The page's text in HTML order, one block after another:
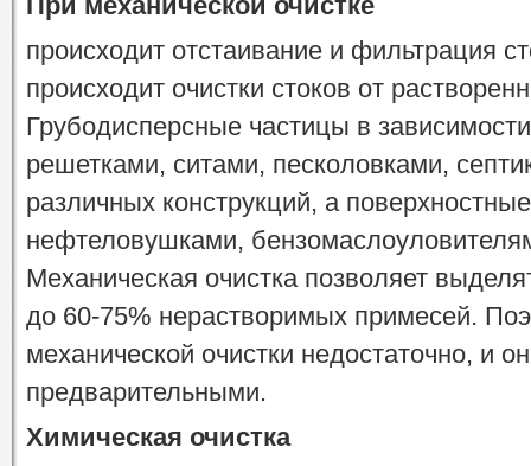
происходит отстаивание и фильтрация
происходит очистки стоков от
Грубодисперсные частицы в
решетками, ситами, песколовками,
различных конструкций, а
нефтеловушками,
Механическая очистка позволяет
до 60-75% нерастворимых примесей.
механической очистки недостаточно, и
предварительными.
Химическая очистка